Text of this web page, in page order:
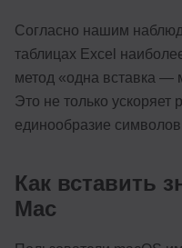
Согласно нашим
таблицах Excel
метод «одна вставка —
Это не только ускоряет
единообразие
Как вставить
Mac